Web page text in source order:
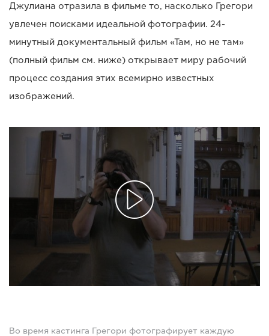
Джулиана отразила в фильме то, насколько Грегори
увлечен поисками идеальной фотографии. 24-
минутный документальный фильм «Там, но не там»
(полный фильм см. ниже) открывает миру рабочий
процесс создания этих всемирно известных
изображений.
Во время кастинга Грегори фотографирует каждую